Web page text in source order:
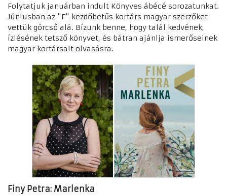
Folytatjuk januárban indult Könyves ábécé sorozatunkat.
Júniusban az "F" kezdőbetűs kortárs magyar szerzőket
vettük górcső alá. Bízunk benne, hogy talál kedvének,
ízlésének tetsző könyvet, és bátran ajánlja ismerőseinek
magyar kortársait olvasásra.
Finy Petra: Marlenka